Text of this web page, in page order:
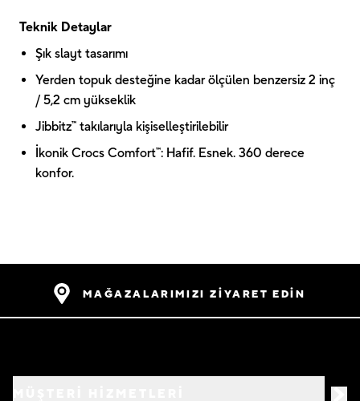
Teknik Detaylar
Şık slayt tasarımı
Yerden topuk desteğine kadar ölçülen benzersiz 2 inç
/ 5,2 cm yükseklik
Jibbitz™ takılarıyla kişiselleştirilebilir
İkonik Crocs Comfort™: Hafif. Esnek. 360 derece
konfor.
MAĞAZALARIMIZI ZİYARET EDİN